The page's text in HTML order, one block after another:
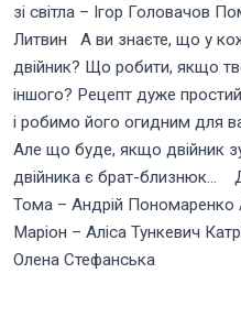
зі світла – Ігор Головачов
Литвин А ви знаєте, що у
двійник? Що робити, якщо
іншого? Рецепт дуже
і робимо його огидним для
Але що буде, якщо двійник
двійника є брат-близнюк…
Тома – Андрій
Маріон – Аліса Тункевич
Олена Стефанська